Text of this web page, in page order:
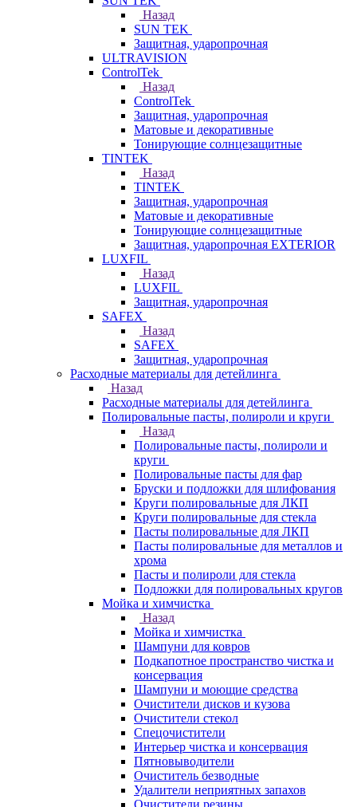
Назад
SUN TEK
Защитная, ударопрочная
ULTRAVISION
ControlTek
Назад
ControlTek
Защитная, ударопрочная
Матовые и декоративные
Тонирующие солнцезащитные
TINTEK
Назад
TINTEK
Защитная, ударопрочная
Матовые и декоративные
Тонирующие солнцезащитные
Защитная, ударопрочная EXTERIOR
LUXFIL
Назад
LUXFIL
Защитная, ударопрочная
SAFEX
Назад
SAFEX
Защитная, ударопрочная
Расходные материалы для детейлинга
Назад
Расходные материалы для детейлинга
Полировальные пасты, полироли и круги
Назад
Полировальные пасты, полироли и
круги
Полировальные пасты для фар
Бруски и подложки для шлифования
Круги полировальные для ЛКП
Круги полировальные для стекла
Пасты полировальные для ЛКП
Пасты полировальные для металлов и
хрома
Пасты и полироли для стекла
Подложки для полировальных кругов
Мойка и химчистка
Назад
Мойка и химчистка
Шампуни для ковров
Подкапотное пространство чистка и
консервация
Шампуни и моющие средства
Очистители дисков и кузова
Очистители стекол
Спецочистители
Интерьер чистка и консервация
Пятновыводители
Очиститель безводные
Удалители неприятных запахов
Очистители резины